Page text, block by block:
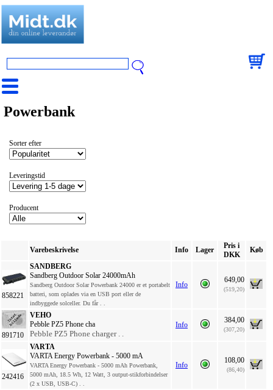
Powerbank
Sorter efter
Leveringstid
Producent
Varebeskrivelse Info Lager
Pris i
DKK
Køb
858221
SANDBERG
Sandberg Outdoor Solar 24000mAh
Sandberg Outdoor Solar Powerbank 24000 er et portabelt
batteri, som oplades via en USB port eller de
indbyggede solceller. Du får . .
Info
649,00
(519,20)
891710
VEHO
Pebble PZ5 Phone cha
Pebble PZ5 Phone charger . .
Info
384,00
(307,20)
242416
VARTA
VARTA Energy Powerbank - 5000 mA
VARTA Energy Powerbank - 5000 mAh Powerbank,
5000 mAh, 18.5 Wh, 12 Watt, 3 output-stikforbindelser
(2 x USB, USB-C) . .
Info
108,00
(86,40)